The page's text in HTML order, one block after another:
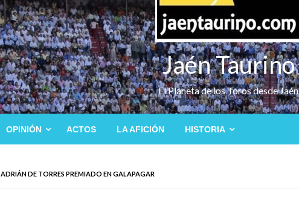
Jaén Taurino
El Planeta de los Toros desde Jaén
OPINIÓN ACTOS LA AFICIÓN HISTORIA
ADRIÁN DE TORRES PREMIADO EN GALAPAGAR